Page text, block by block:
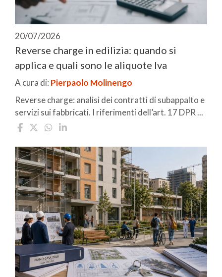
20/07/2026
Reverse charge in edilizia: quando si
applica e quali sono le aliquote Iva
A cura di: Pierpaolo Molinengo
Reverse charge: analisi dei contratti di subappalto e
servizi sui fabbricati. I riferimenti dell’art. 17 DPR ...